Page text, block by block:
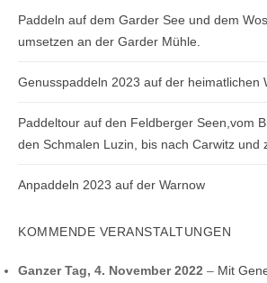
Paddeln auf dem Garder See und dem
umsetzen an der Garder Mühle.
Genusspaddeln 2023 auf der heimatlichen
Paddeltour auf den Feldberger Seen,vom
den Schmalen Luzin, bis nach Carwitz und
Anpaddeln 2023 auf der Warnow
KOMMENDE VERANSTALTUNGEN
Ganzer Tag, 4. November 2022 – Mit